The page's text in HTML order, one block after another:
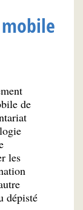
de
les
dépisté